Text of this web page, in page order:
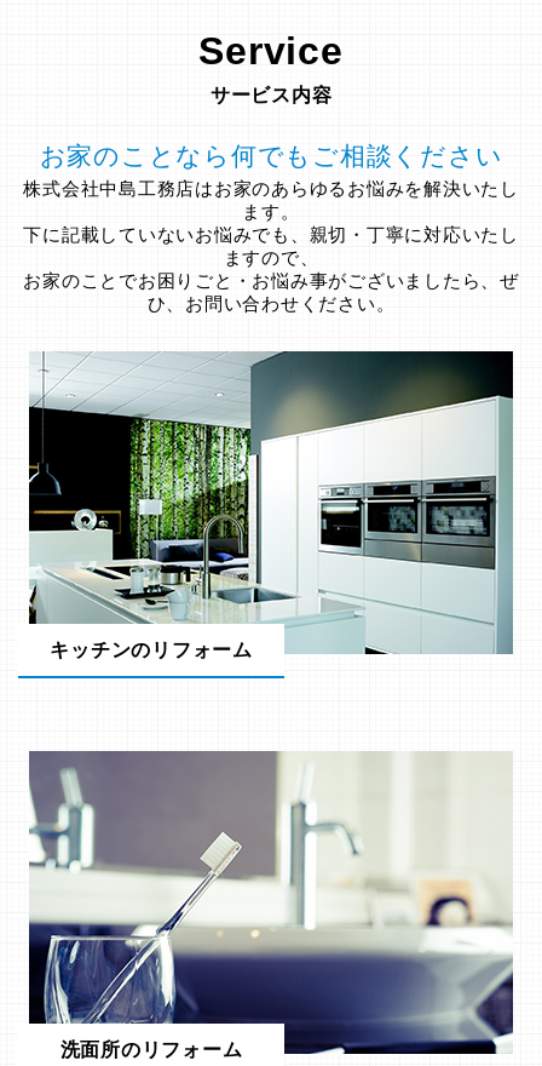
Service
サービス内容
お家のことなら何でもご相談ください
株式会社中島工務店はお家のあらゆるお悩みを解決いたし
ます。
下に記載していないお悩みでも、親切・丁寧に対応いたし
ますので、
お家のことでお困りごと・お悩み事がございましたら、ぜ
ひ、お問い合わせください。
キッチンのリフォーム
洗面所のリフォーム